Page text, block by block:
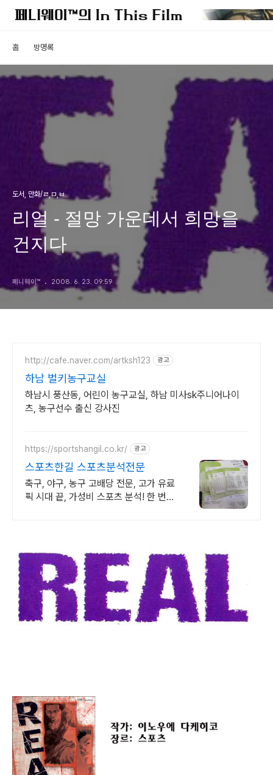
홈 방명록
도서, 만화/ㄹ,ㅁ,ㅂ
리얼 - 절망 가운데서 희망을
건지다
페니웨이™ 2008. 6. 23. 09:59
http://cafe.naver.com/artksh123 광고
하남 벌키농구교실
하남시 풍산동, 어린이 농구교실, 하남 미사sk주니어나이
츠, 농구선수 출신 강사진
https://sportshangil.co.kr/ 광고
스포츠한길 스포츠분석전문
축구, 야구, 농구 고배당 전문, 고가 유료
픽 시대 끝, 가성비 스포츠 분석! 한 번